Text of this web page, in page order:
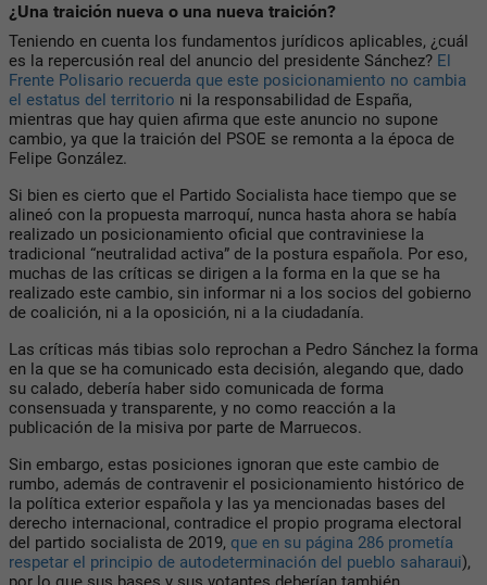
¿Una traición nueva o una nueva traición?
Teniendo en cuenta los fundamentos jurídicos aplicables, ¿cuál
es la repercusión real del anuncio del presidente Sánchez? El
Frente Polisario recuerda que este posicionamiento no cambia
el estatus del territorio ni la responsabilidad de España,
mientras que hay quien afirma que este anuncio no supone
cambio, ya que la traición del PSOE se remonta a la época de
Felipe González.
Si bien es cierto que el Partido Socialista hace tiempo que se
alineó con la propuesta marroquí, nunca hasta ahora se había
realizado un posicionamiento oficial que contraviniese la
tradicional “neutralidad activa” de la postura española. Por eso,
muchas de las críticas se dirigen a la forma en la que se ha
realizado este cambio, sin informar ni a los socios del gobierno
de coalición, ni a la oposición, ni a la ciudadanía.
Las críticas más tibias solo reprochan a Pedro Sánchez la forma
en la que se ha comunicado esta decisión, alegando que, dado
su calado, debería haber sido comunicada de forma
consensuada y transparente, y no como reacción a la
publicación de la misiva por parte de Marruecos.
Sin embargo, estas posiciones ignoran que este cambio de
rumbo, además de contravenir el posicionamiento histórico de
la política exterior española y las ya mencionadas bases del
derecho internacional, contradice el propio programa electoral
del partido socialista de 2019, que en su página 286 prometía
respetar el principio de autodeterminación del pueblo saharaui),